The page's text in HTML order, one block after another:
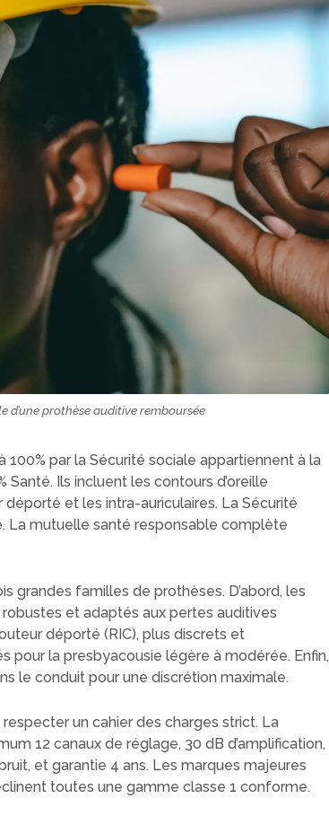
d’une prothèse auditive remboursée
100% par la Sécurité sociale appartiennent à la
Santé. Ils incluent les contours d’oreille
et les intra-auriculaires. La Sécurité
La mutuelle santé responsable complète
grandes familles de prothèses. D’abord, les
robustes et adaptés aux pertes auditives
déporté (RIC), plus discrets et
pour la presbyacousie légère à modérée. Enfin,
le conduit pour une discrétion maximale.
un cahier des charges strict. La
12 canaux de réglage, 30 dB d’amplification,
et garantie 4 ans. Les marques majeures
toutes une gamme classe 1 conforme.